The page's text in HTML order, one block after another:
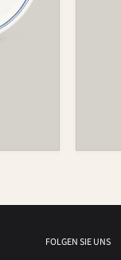
FOLGEN SIE UNS